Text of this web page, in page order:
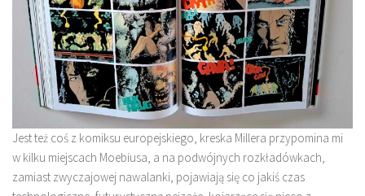
Jest też coś z komiksu europejskiego, kreska Millera przypomina mi
w kilku miejscach Moebiusa, a na podwójnych rozkładówkach,
zamiast zwyczajowej nawalanki, pojawiają się co jakiś czas